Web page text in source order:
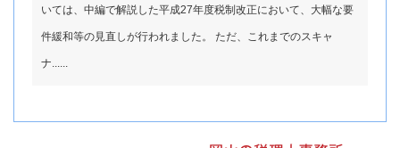
いては、中編で解説した平成27年度税制改正において、大幅な要
件緩和等の見直しが行われました。 ただ、これまでのスキャ
ナ......